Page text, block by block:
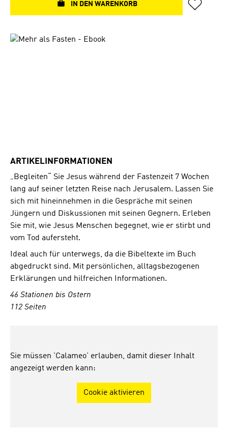
IN DEN WARENKORB
Bildergalerie überspringen
ARTIKELINFORMATIONEN
„Begleiten“ Sie Jesus während der Fastenzeit 7 Wochen
lang auf seiner letzten Reise nach Jerusalem. Lassen Sie
sich mit hineinnehmen in die Gespräche mit seinen
Jüngern und Diskussionen mit seinen Gegnern. Erleben
Sie mit, wie Jesus Menschen begegnet, wie er stirbt und
vom Tod aufersteht.
Ideal auch für unterwegs, da die Bibeltexte im Buch
abgedruckt sind. Mit persönlichen, alltagsbezogenen
Erklärungen und hilfreichen Informationen.
46 Stationen bis Ostern
112 Seiten
Sie müssen 'Calameo' erlauben, damit dieser Inhalt
angezeigt werden kann:
Cookie aktivieren